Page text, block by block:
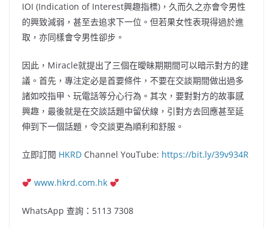
IOI (Indication of Interest興趣指標)，久而久之亦會令男性
的興致減弱，甚至去追求下一位。但若果女性表現得過於進
取，亦同樣會令男性卻步。
因此，Miracle就提出了三個在曖昧期期間可以暗示對方的建
議。首先，專注定必是首要條件，不要在交談期間做出過多
諸如咬指甲、玩電話等分心行為。其次，要對對方的故事感
興趣，最後就是在交談話題中留伏線，引對方去回應甚至延
伸到下一個話題，令交談更為順利和舒服。
立即訂閱 HKRD Channel YouTube: https://bit.ly/39v934R
www.hkrd.com.hk
WhatsApp 查詢：5113 7308